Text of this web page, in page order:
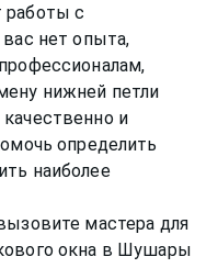
работы с
нет опыта,
нижней петли
и
определить
наиболее
мастера для
окна в Шушары